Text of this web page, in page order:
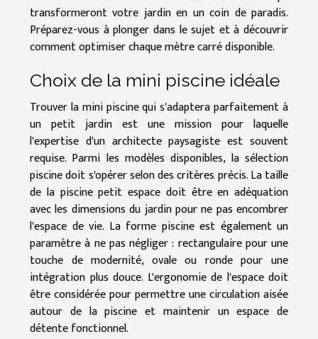
transformeront votre jardin en un coin de paradis.
Préparez-vous à plonger dans le sujet et à découvrir
comment optimiser chaque mètre carré disponible.
Choix de la mini piscine idéale
Trouver la mini piscine qui s'adaptera parfaitement à
un petit jardin est une mission pour laquelle
l'expertise d'un architecte paysagiste est souvent
requise. Parmi les modèles disponibles, la sélection
piscine doit s'opérer selon des critères précis. La taille
de la piscine petit espace doit être en adéquation
avec les dimensions du jardin pour ne pas encombrer
l'espace de vie. La forme piscine est également un
paramètre à ne pas négliger : rectangulaire pour une
touche de modernité, ovale ou ronde pour une
intégration plus douce. L'ergonomie de l'espace doit
être considérée pour permettre une circulation aisée
autour de la piscine et maintenir un espace de
détente fonctionnel.